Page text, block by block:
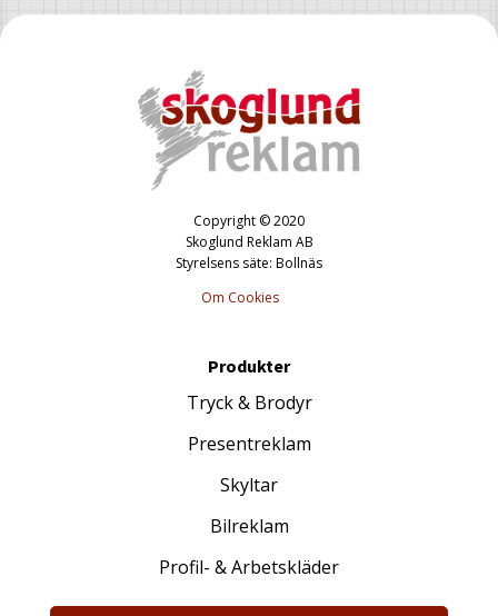
Copyright © 2020
Skoglund Reklam AB
Styrelsens säte: Bollnäs
Om Cookies
Produkter
Tryck & Brodyr
Presentreklam
Skyltar
Bilreklam
Profil- & Arbetskläder